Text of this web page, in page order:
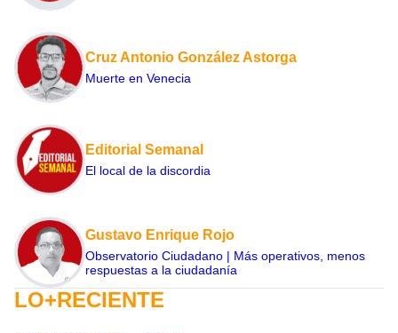
Cruz Antonio González Astorga
Muerte en Venecia
Editorial Semanal
El local de la discordia
Gustavo Enrique Rojo
Observatorio Ciudadano | Más operativos, menos
respuestas a la ciudadanía
LO+RECIENTE